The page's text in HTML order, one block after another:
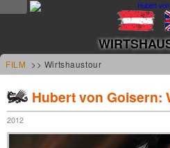
news
updates
radio
FILM >> Wirtshaustour
Hubert von Goisern:
2012